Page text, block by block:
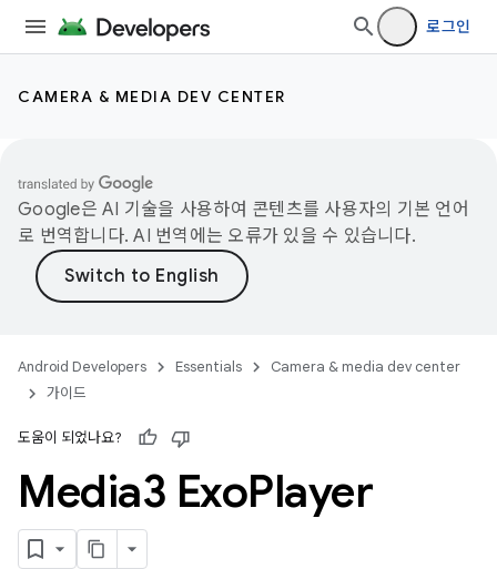
로그인
CAMERA & MEDIA DEV CENTER
Google은 AI 기술을 사용하여 콘텐츠를 사용자의 기본 언어
로 번역합니다. AI 번역에는 오류가 있을 수 있습니다.
Android Developers Essentials
Camera & media dev center
가이드
도움이 되었나요?
Media3 ExoPlayer